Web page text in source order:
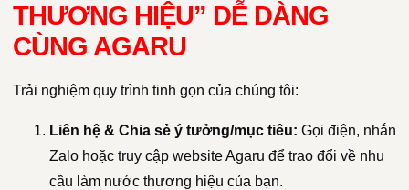
THƯƠNG HIỆU” DỄ DÀNG
CÙNG AGARU
Trải nghiệm quy trình tinh gọn của chúng tôi:
Liên hệ & Chia sẻ ý tưởng/mục tiêu: Gọi điện, nhắn
Zalo hoặc truy cập website Agaru để trao đổi về nhu
cầu làm nước thương hiệu của bạn.